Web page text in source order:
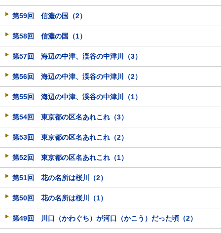
第59回 信濃の国（2）
第58回 信濃の国（1）
第57回 海辺の中津、渓谷の中津川（3）
第56回 海辺の中津、渓谷の中津川（2）
第55回 海辺の中津、渓谷の中津川（1）
第54回 東京都の区名あれこれ（3）
第53回 東京都の区名あれこれ（2）
第52回 東京都の区名あれこれ（1）
第51回 花の名所は桜川（2）
第50回 花の名所は桜川（1）
第49回 川口（かわぐち）が河口（かこう）だった頃（2）